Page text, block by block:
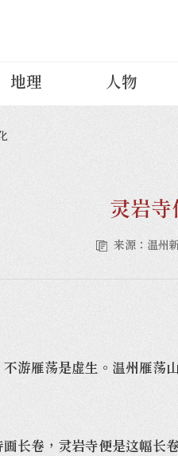
地理 人物
灵岩寺
来源：温州
雁荡是虚生。温州雁荡
卷，灵岩寺便是这幅长